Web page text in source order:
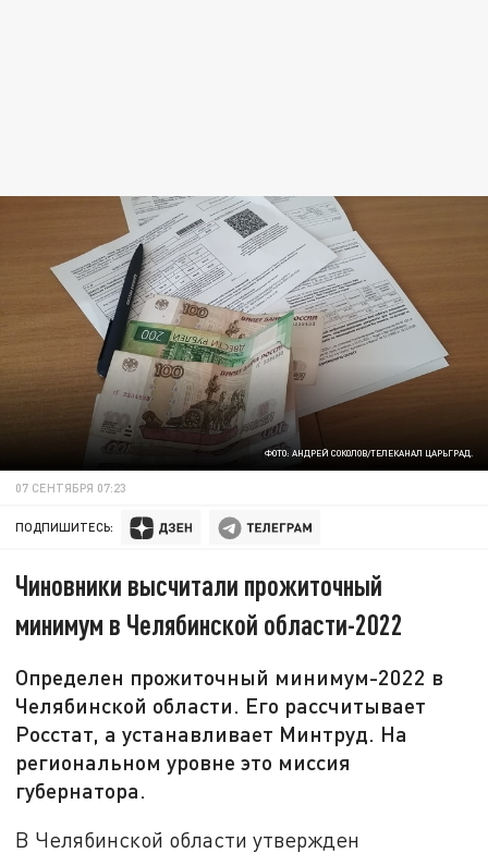
ФОТО: АНДРЕЙ СОКОЛОВ/ТЕЛЕКАНАЛ ЦАРЬГРАД.
07 СЕНТЯБРЯ 07:23
ПОДПИШИТЕСЬ:
Чиновники высчитали прожиточный
минимум в Челябинской области-2022
Определен прожиточный минимум-2022 в
Челябинской области. Его рассчитывает
Росстат, а устанавливает Минтруд. На
региональном уровне это миссия
губернатора.
В Челябинской области утвержден